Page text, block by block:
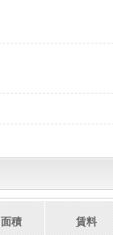
面積 賃料